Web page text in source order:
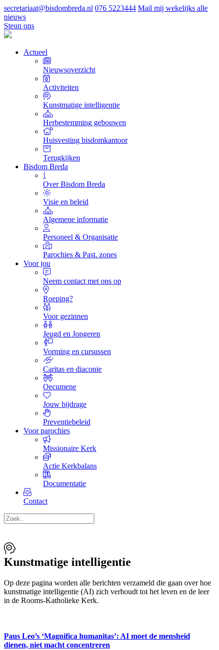
secretariaat@bisdombreda.nl 076 5223444 Mail mij wekelijks alle
nieuws
Steun ons
Actueel
Nieuwsoverzicht
Activiteiten
Kunstmatige intelligentie
Herbestemming gebouwen
Huisvesting bisdomkantoor
Terugkijken
Bisdom Breda
Over Bisdom Breda
Visie en beleid
Algemene informatie
Personeel & Organisatie
Parochies & Past. zones
Voor jou
Neem contact met ons op
Roeping?
Voor gezinnen
Jeugd en Jongeren
Vorming en cursussen
Caritas en diaconie
Oecumene
Jouw bijdrage
Preventiebeleid
Voor parochies
Missionaire Kerk
Actie Kerkbalans
Documentatie
Contact
Kunstmatige intelligentie
Op deze pagina worden alle berichten verzameld die gaan over hoe
kunstmatige intelligentie (AI) zich verhoudt tot het leven en de leer
in de Rooms-Katholieke Kerk.
Paus Leo’s ‘Magnifica humanitas’: AI moet de mensheid
dienen, niet macht concentreren